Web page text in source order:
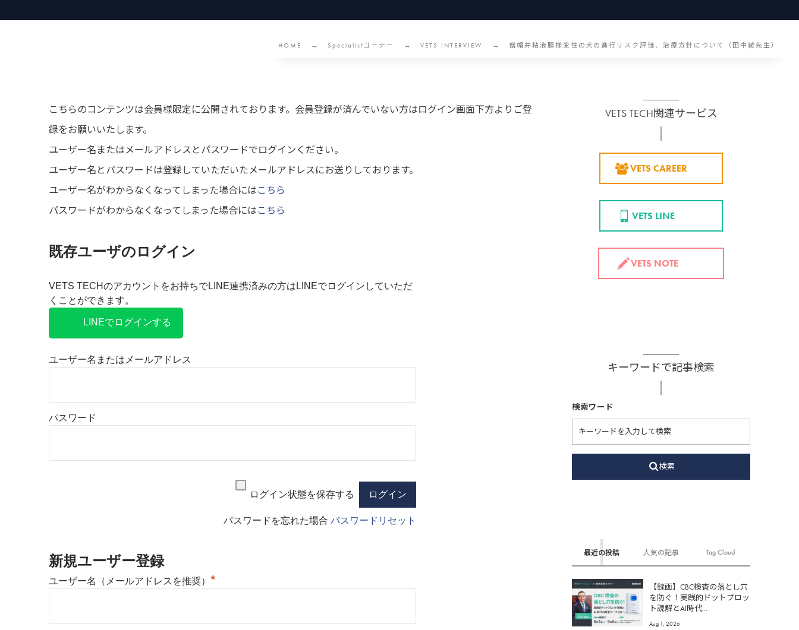
HOME Specialistコーナー VETS INTERVIEW 僧帽弁粘液腫様変性の犬の進行リスク評価、治療方針について（田中綾先生）
こちらのコンテンツは会員様限定に公開されております。会員登録が済んでいない方はログイン画面下方よりご登
録をお願いいたします。
ユーザー名またはメールアドレスとパスワードでログインください。
ユーザー名とパスワードは登録していただいたメールアドレスにお送りしております。
ユーザー名がわからなくなってしまった場合にはこちら
パスワードがわからなくなってしまった場合にはこちら
VETS TECHのアカウントをお持ちでLINE連携済みの方はLINEでログインしていただ
くことができます。
LINEでログインする
既存ユーザのログイン
ユーザー名またはメールアドレス
パスワード
ログイン状態を保存する
パスワードを忘れた場合 パスワードリセット
新規ユーザー登録
ユーザー名（メールアドレスを推奨） *
VETS TECH関連サービス
VETS CAREER
VETS LINE
VETS NOTE
キーワードで記事検索
検索ワード
検索
最近の投稿 人気の記事 Tag Cloud
【録画】CBC検査の落とし穴
を防ぐ！実践的ドットプロッ
ト読解とAI時代...
Aug 1, 2026